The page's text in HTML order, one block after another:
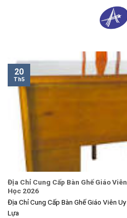
Địa Chỉ Cung Cấp Bàn Ghế Giáo
Học 2026
Địa Chỉ Cung Cấp Bàn Ghế Giáo Viên
Lựa
20
Th5